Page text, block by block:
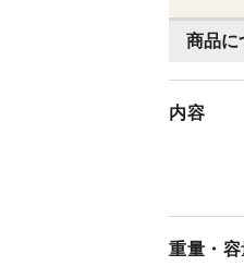
商品に
内容
重量・ 容